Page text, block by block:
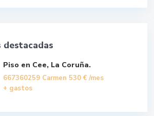
destacadas
Piso en Cee, La Coruña.
667360259 Carmen 530 € /mes
+ gastos